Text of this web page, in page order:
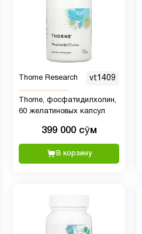
Thorne Research vt1409
Thorne, фосфатидилхолин,
60 желатиновых капсул
399 000 сӯм
В корзину